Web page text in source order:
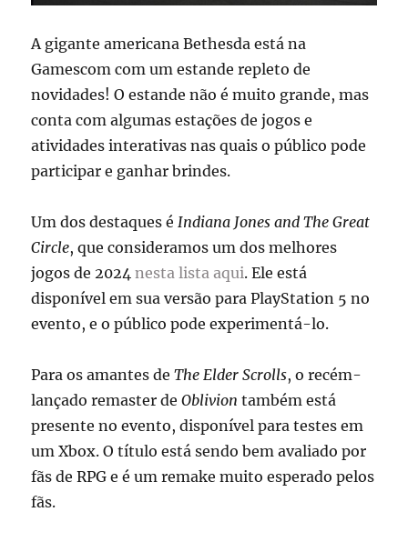
A gigante americana Bethesda está na
Gamescom com um estande repleto de
novidades! O estande não é muito grande, mas
conta com algumas estações de jogos e
atividades interativas nas quais o público pode
participar e ganhar brindes.
Um dos destaques é Indiana Jones and The Great
Circle, que consideramos um dos melhores
jogos de 2024nesta lista aqui. Ele está
disponível em sua versão para PlayStation 5 no
evento, e o público pode experimentá-lo.
Para os amantes deThe Elder Scrolls, o recém-
lançado remaster deOblivion também está
presente no evento, disponível para testes em
um Xbox. O título está sendo bem avaliado por
fãs de RPG e é um remake muito esperado pelos
fãs.